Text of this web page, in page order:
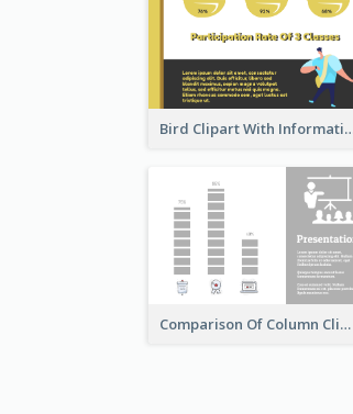
Bird Clipart
Comparison Of Column Clipart